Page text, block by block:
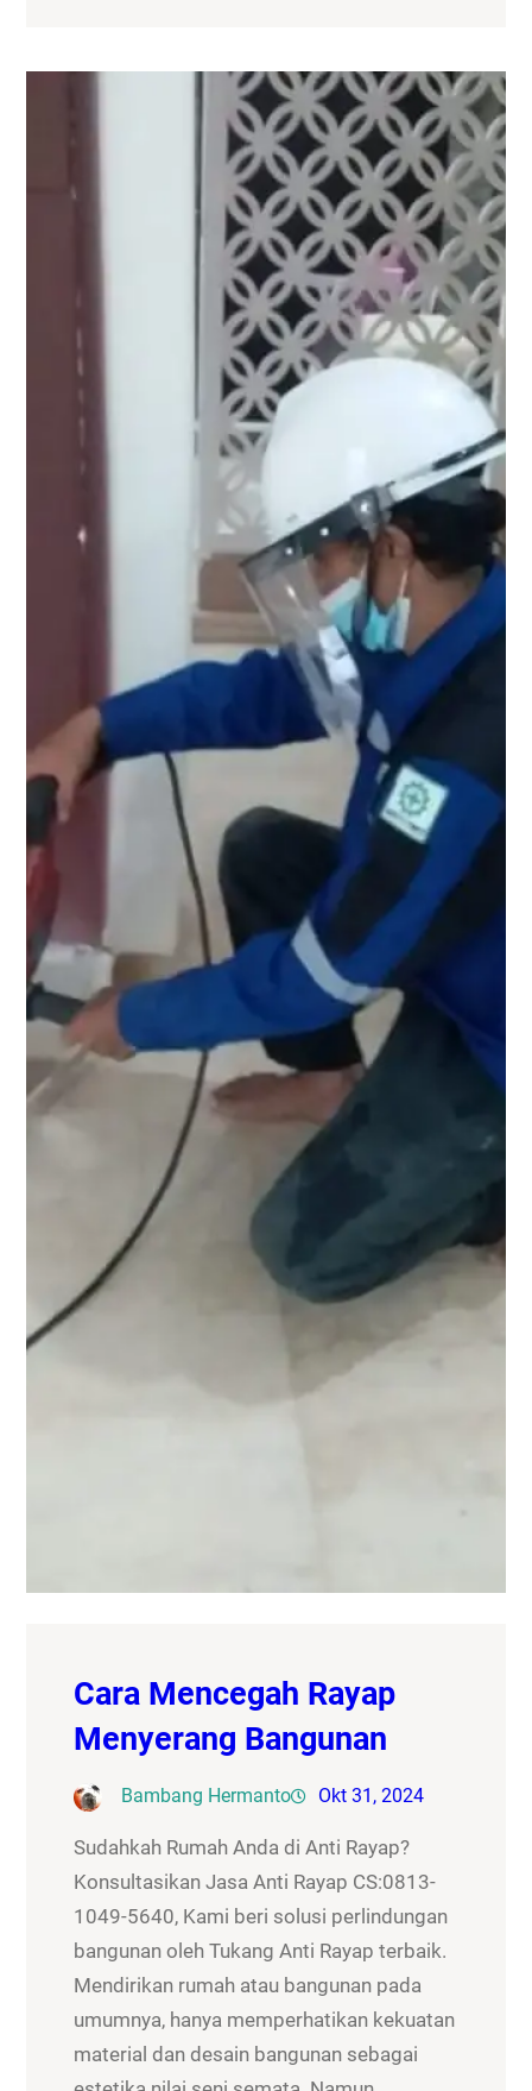
Cara Mencegah Rayap
Menyerang Bangunan
Bambang Hermanto Okt 31, 2024
Sudahkah Rumah Anda di Anti Rayap?
Konsultasikan Jasa Anti Rayap CS:0813-
1049-5640, Kami beri solusi perlindungan
bangunan oleh Tukang Anti Rayap terbaik.
Mendirikan rumah atau bangunan pada
umumnya, hanya memperhatikan kekuatan
material dan desain bangunan sebagai